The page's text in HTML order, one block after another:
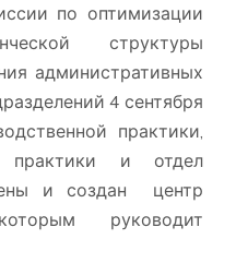
по оптимизации
структуры
административных
4 сентября
практики,
практики и отдел
и создан центр
которым руководит